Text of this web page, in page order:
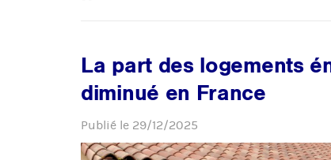
La part des logements
diminué en France
Publié le 29/12/2025